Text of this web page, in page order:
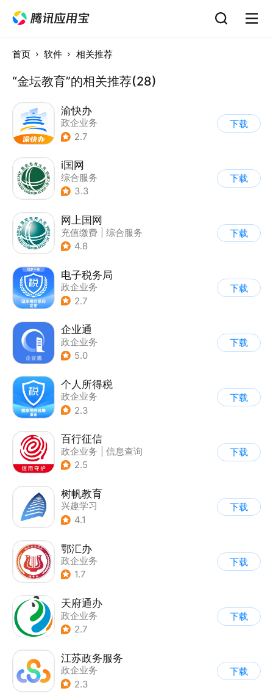
首页 软件 相关推荐
“金坛教育”的相关推荐(28)
渝快办
政企业务
2.7
下载
i国网
综合服务
3.3
下载
网上国网
充值缴费
综合服务
4.8
下载
电子税务局
政企业务
2.7
下载
企业通
政企业务
5.0
下载
个人所得税
政企业务
2.3
下载
百行征信
政企业务
信息查询
| 业务咨询办理
2.5
下载
树帆教育
兴趣学习
4.1
下载
鄂汇办
政企业务
1.7
下载
天府通办
政企业务
2.7
下载
江苏政务服务
政企业务
2.3
下载